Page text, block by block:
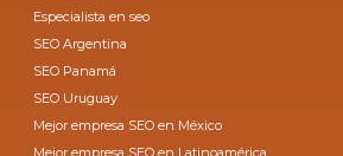
Especialista en seo
SEO Argentina
SEO Panamá
SEO Uruguay
Mejor empresa SEO en México
Mejor empresa SEO en Latinoamérica